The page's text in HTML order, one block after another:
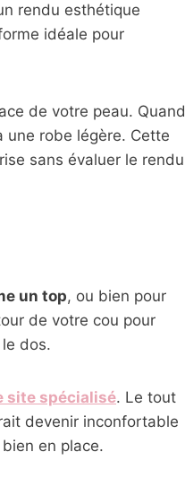
rendu esthétique
idéale pour
de votre peau. Quand
une robe légère. Cette
sans évaluer le rendu
un top, ou bien pour
de votre cou pour
dos.
site spécialisé. Le tout
devenir inconfortable
en place.